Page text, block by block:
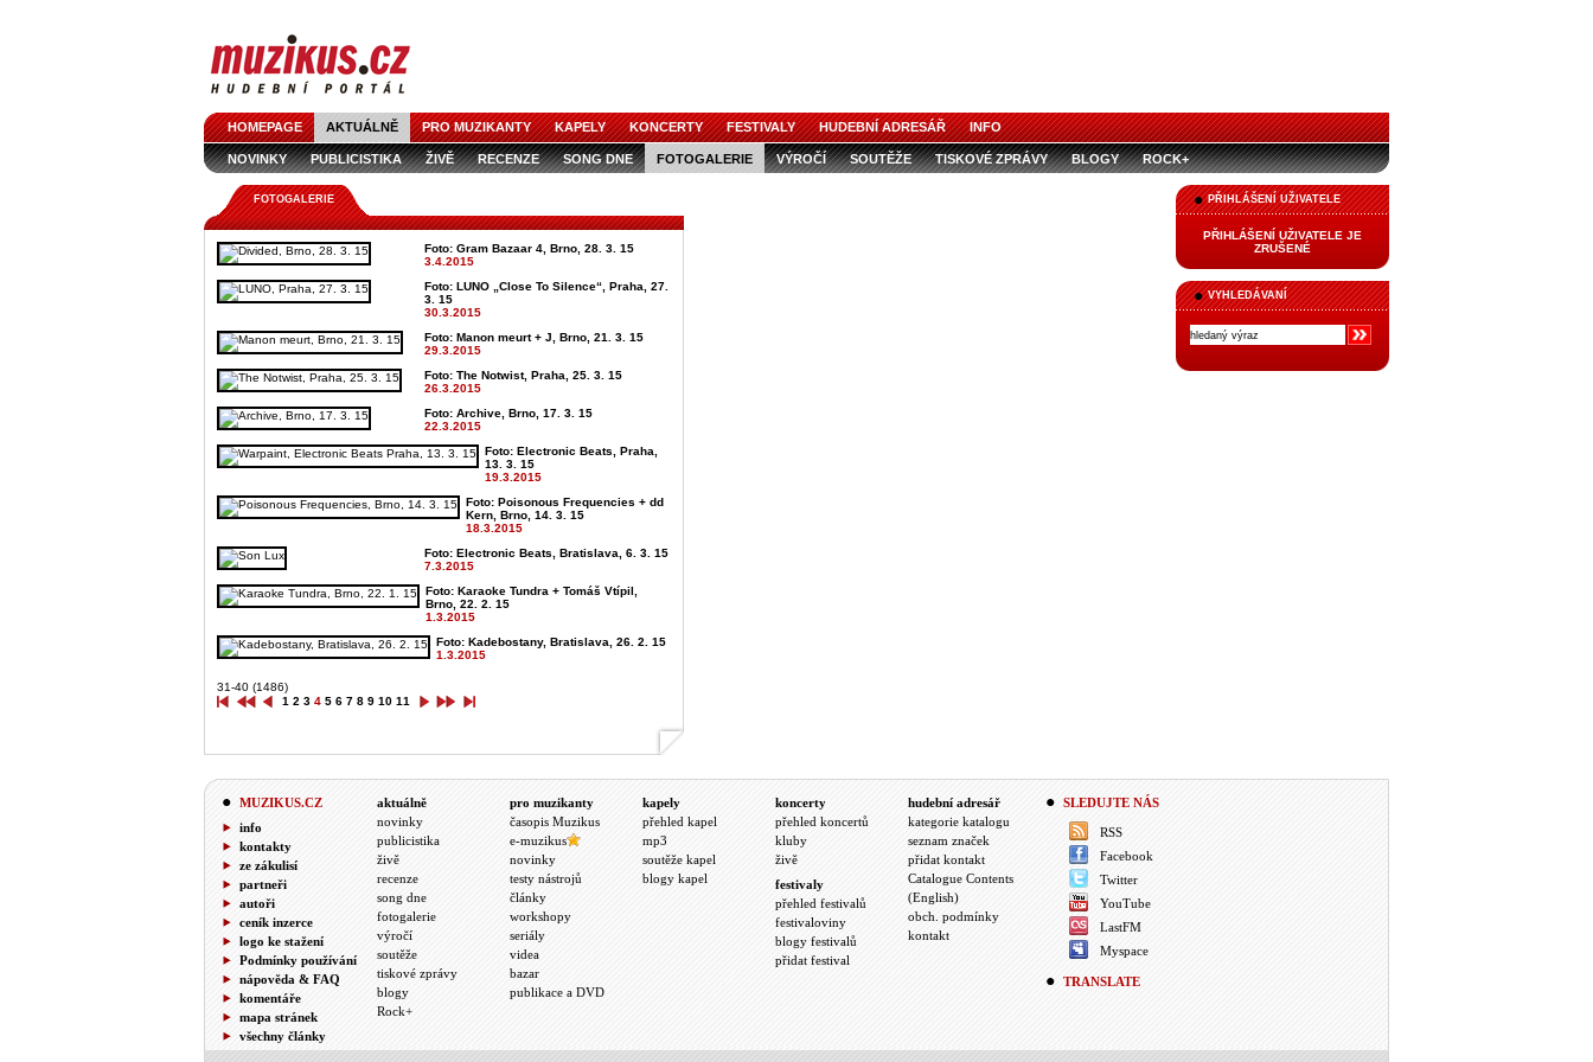
HOMEPAGE AKTUÁLNĚ PRO MUZIKANTY KAPELY KONCERTY FESTIVALY HUDEBNÍ ADRESÁŘ INFO
NOVINKY PUBLICISTIKA ŽIVĚ RECENZE SONG DNE FOTOGALERIE VÝROČÍ SOUTĚŽE TISKOVÉ ZPRÁVY BLOGY ROCK+
PŘIHLÁŠENÍ UŽIVATELE
PŘIHLÁŠENÍ UŽIVATELE JE
ZRUŠENÉ
VYHLEDÁVANÍ
FOTOGALERIE
Foto: Gram Bazaar 4, Brno, 28. 3. 15
3.4.2015
Foto: LUNO „Close To Silence“, Praha, 27.
3. 15
30.3.2015
Foto: Manon meurt + J, Brno, 21. 3. 15
29.3.2015
Foto: The Notwist, Praha, 25. 3. 15
26.3.2015
Foto: Archive, Brno, 17. 3. 15
22.3.2015
Foto: Electronic Beats, Praha,
13. 3. 15
19.3.2015
Foto: Poisonous Frequencies + dd
Kern, Brno, 14. 3. 15
18.3.2015
Foto: Electronic Beats, Bratislava, 6. 3. 15
7.3.2015
Foto: Karaoke Tundra + Tomáš Vtípil,
Brno, 22. 2. 15
1.3.2015
Foto: Kadebostany, Bratislava, 26. 2. 15
1.3.2015
31-40 (1486)
1 2 3 4 5 6 7 8 9 10 11
MUZIKUS.CZ
info
kontakty
ze zákulisí
partneři
autoři
ceník inzerce
logo ke stažení
Podmínky používání
nápověda & FAQ
komentáře
mapa stránek
všechny články
aktuálně
novinky
publicistika
živě
recenze
song dne
fotogalerie
výročí
soutěže
tiskové zprávy
blogy
Rock+
pro muzikanty
časopis Muzikus
e-muzikus
novinky
testy nástrojů
články
workshopy
seriály
videa
bazar
publikace a DVD
kapely
přehled kapel
mp3
soutěže kapel
blogy kapel
koncerty
přehled koncertů
kluby
živě
festivaly
přehled festivalů
festivaloviny
blogy festivalů
přidat festival
hudební adresář
kategorie katalogu
seznam značek
přidat kontakt
Catalogue Contents
(English)
obch. podmínky
kontakt
SLEDUJTE NÁS
RSS
Facebook
Twitter
YouTube
LastFM
Myspace
TRANSLATE